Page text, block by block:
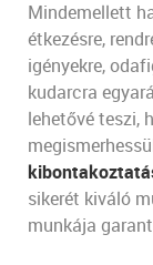
Mindemellett
étkezésre,
igényekre,
kudarcra
lehetővé teszi,
sikerét kiváló
munkája